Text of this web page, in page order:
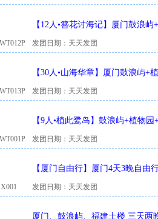
【12人•簪花讨海记】厦门鼓浪
团游
发团日期：天天发团
【30人•山海华章】厦门鼓浪屿+
登楼】
发团日期：天天发团
【9人•植此鹭岛】鼓浪屿+植物
发团日期：天天发团
【厦门自由行】厦门4天3晚自由
游船票>
发团日期：天天发团
厦门、鼓浪屿、福建土楼 三天两